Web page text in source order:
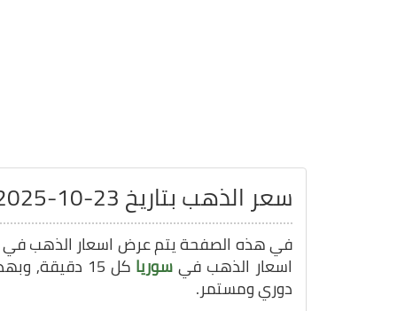
سعر الذهب بتاريخ 23-10-2025 في سوريا بالليرة السورية
في هذه الصفحة يتم عرض اسعار الذهب في
اسعار الذهب فيسوريا كل 15 دقيقة, وبهذا يمكنك متابعة سعر غرام الذهب في
دوري ومستمر.